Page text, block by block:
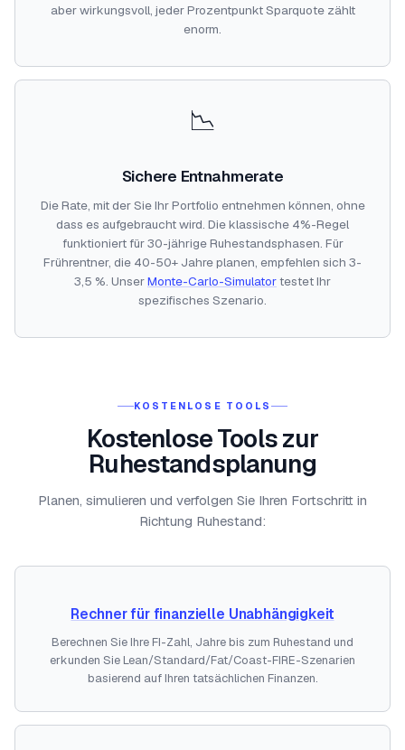
aber wirkungsvoll, jeder Prozentpunkt Sparquote zählt
enorm.
📉
Sichere Entnahmerate
Die Rate, mit der Sie Ihr Portfolio entnehmen können, ohne
dass es aufgebraucht wird. Die klassische 4%-Regel
funktioniert für 30-jährige Ruhestandsphasen. Für
Frührentner, die 40-50+ Jahre planen, empfehlen sich 3-
3,5 %. UnserMonte-Carlo-Simulatortestet Ihr
spezifisches Szenario.
KOSTENLOSE TOOLS
Kostenlose Tools zur
Ruhestandsplanung
Planen, simulieren und verfolgen Sie Ihren Fortschritt in
Richtung Ruhestand:
Rechner für finanzielle Unabhängigkeit
Berechnen Sie Ihre FI-Zahl, Jahre bis zum Ruhestand und
erkunden Sie Lean/Standard/Fat/Coast-FIRE-Szenarien
basierend auf Ihren tatsächlichen Finanzen.